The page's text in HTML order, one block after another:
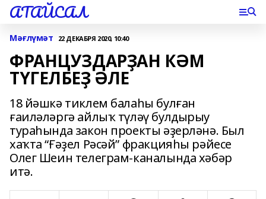
АТАЙСАЛ
Мәғлүмәт 22 ДЕКАБРЯ 2020, 10:40
ФРАНЦУЗДАРҘАН КӘМ
ТҮГЕЛБЕҘ ӘЛЕ
18 йәшкә тиклем балаһы булған
ғаиләләргә айлыҡ түләү булдырыу
тураһында закон проекты әҙерләнә. Был
хаҡта “Ғәҙел Рәсәй” фракцияһы рәйесе
Олег Шеин телеграм-каналында хәбәр
итә.